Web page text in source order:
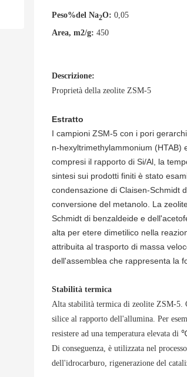
Peso%del Na2O: 0,05
Area, m2/g: 450
Descrizione:
Proprietà della zeolite ZSM-5
Estratto
I campioni ZSM-5 con i pori
n-hexyltrimethylammonium
compresi il rapporto di Si/Al, la
sintesi sui prodotti finiti è stato
condensazione di Claisen-Schmidt
conversione del metanolo. La
Schmidt di benzaldeide e
alta per etere dimetilico nella
attribuita al trasporto di massa
dell'assemblea che rappresenta la
Stabilità termica
Alta stabilità termica di zeolite ZSM-5.
silice al rapporto dell'allumina. Per
resistere ad una temperatura elevata
Di conseguenza, è utilizzata nel
dell'idrocarburo, rigenerazione del